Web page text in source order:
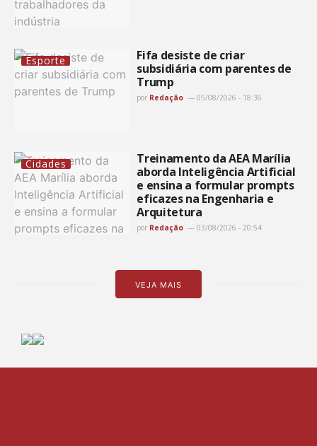
Esporte
Fifa desiste de criar
subsidiária com parentes de
Trump
por Redação 05/08/2026 - 18:36
Cidades
Treinamento da AEA Marília
aborda Inteligência Artificial
e ensina a formular prompts
eficazes na Engenharia e
Arquitetura
por Redação 03/08/2026 - 20:54
VEJA MAIS